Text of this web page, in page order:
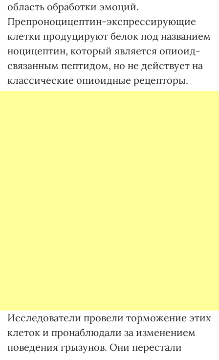
область обработки эмоций.
Препроноцицептин-экспрессирующие
клетки продуцируют белок под названием
ноцицептин, который является опиоид-
связанным пептидом, но не действует на
классические опиоидные рецепторы.
Исследователи провели торможение этих
клеток и пронаблюдали за изменением
поведения грызунов. Они перестали